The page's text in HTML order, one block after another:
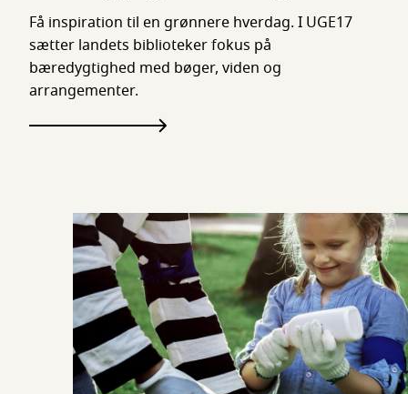
Få inspiration til en grønnere hverdag. I UGE17
sætter landets biblioteker fokus på
bæredygtighed med bøger, viden og
arrangementer.